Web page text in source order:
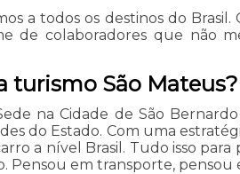
a todos os destinos do
de colaboradores que não
turismo São Mateus?
na Cidade de São
do Estado. Com uma
a nível Brasil. Tudo isso
Pensou em transporte, pensou